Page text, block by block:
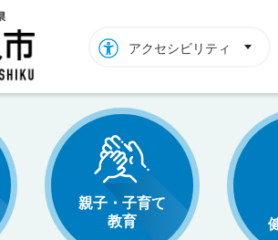
アクセシビリティ
親子・子育て
教育